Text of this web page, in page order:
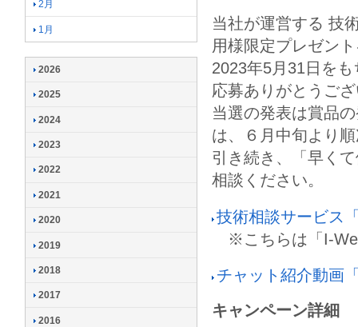
当社が運営する 技
用様限定プレゼン
2023年5月31日を
応募ありがとうご
当選の発表は賞品
は、６月中旬より
引き続き、「早く
相談ください。
技術相談サービス
※こちらは「I-
チャット紹介動画
キャンペーン詳細
2月
1月
2026
2025
2024
2023
2022
2021
2020
2019
2018
2017
2016